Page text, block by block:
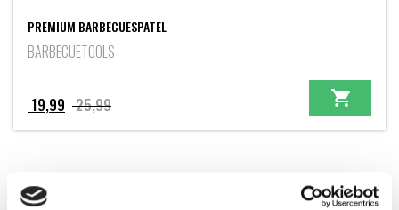
PREMIUM BARBECUESPATEL
BARBECUETOOLS
25,99Oorspronkelijke
prijs
19,99
Huidige
prijs